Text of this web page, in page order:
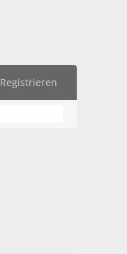
Registrieren